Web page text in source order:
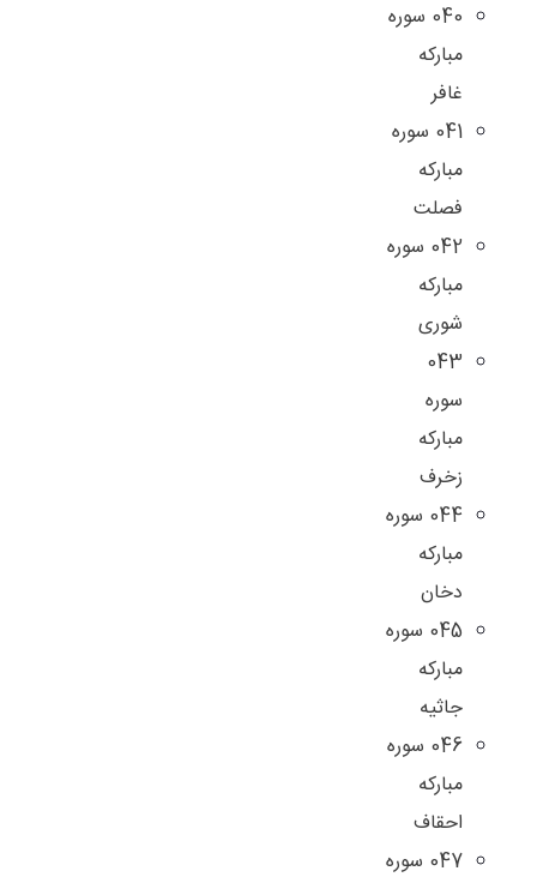
040 سوره
مبارکه
غافر
041 سوره
مبارکه
فصلت
042 سوره
مبارکه
شوری
043
سوره
مبارکه
زخرف
044 سوره
مبارکه
دخان
045 سوره
مبارکه
جاثیه
046 سوره
مبارکه
احقاف
047 سوره